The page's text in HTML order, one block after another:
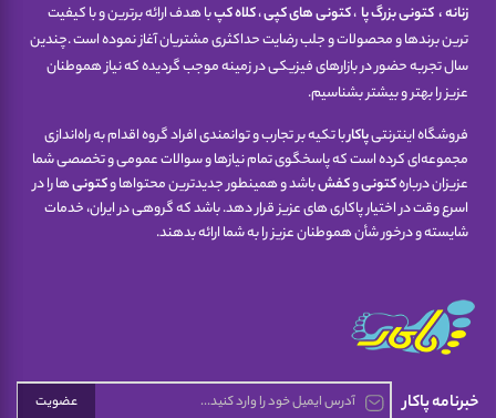
زنانه، کتونیبزرگ پا ،کتونی های کپی،کلاه کپبا هدف ارائه برترین و با کیفیت
ترین برندها و محصولات و جلب رضایت حداکثری مشتریان آغاز نموده است .چندین
سال تجربه حضور در بازارهای فیزیکی در زمینه موجب گردیده که نیاز هموطنان
عزیز را بهتر و بیشتر بشناسیم.
فروشگاه اینترنتیپاکاربا تکیه بر تجارب و توانمندی افراد گروه اقدام به راه‌اندازی
مجموعه‌ای کرده است که پاسخگوی تمام نیازها و سوالات عمومی و تخصصی شما
عزیزان دربارهکتونیوکفشباشد و همینطور جدیدترین محتواها وکتونیها را در
اسرع وقت در اختیار پاکاری های عزیز قرار دهد. باشد که گروهی در ایران، خدمات
شایسته و درخور شأن هموطنان عزیز را به شما ارائه بدهند.
خبرنامه پاکار عضویت